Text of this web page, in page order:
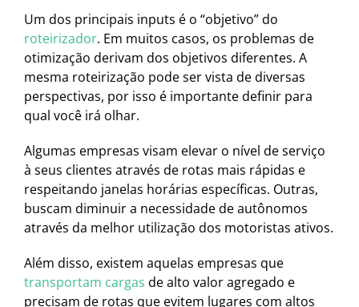
Um dos principais inputs é o “objetivo” do
roteirizador. Em muitos casos, os problemas de
otimização derivam dos objetivos diferentes. A
mesma roteirização pode ser vista de diversas
perspectivas, por isso é importante definir para
qual você irá olhar.
Algumas empresas visam elevar o nível de serviço
à seus clientes através de rotas mais rápidas e
respeitando janelas horárias específicas. Outras,
buscam diminuir a necessidade de autônomos
através da melhor utilização dos motoristas ativos.
Além disso, existem aquelas empresas que
transportam cargas de alto valor agregado e
precisam de rotas que evitem lugares com altos